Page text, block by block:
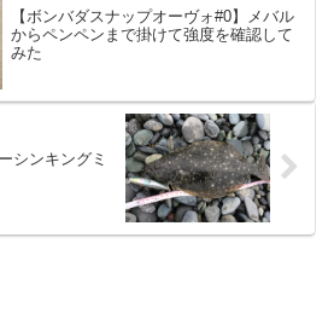
【ボンバダスナップオーヴォ#0】メバル
からペンペンまで掛けて強度を確認して
みた
シンキングミ